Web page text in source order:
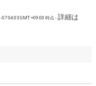
07 04:03 GMT +09:00 時点 -詳細は